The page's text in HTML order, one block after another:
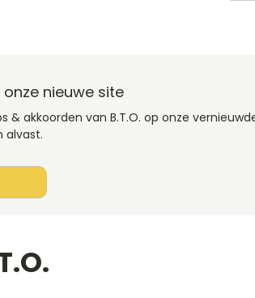
onze nieuwe site
& akkoorden van B.T.O. op onze
alvast.